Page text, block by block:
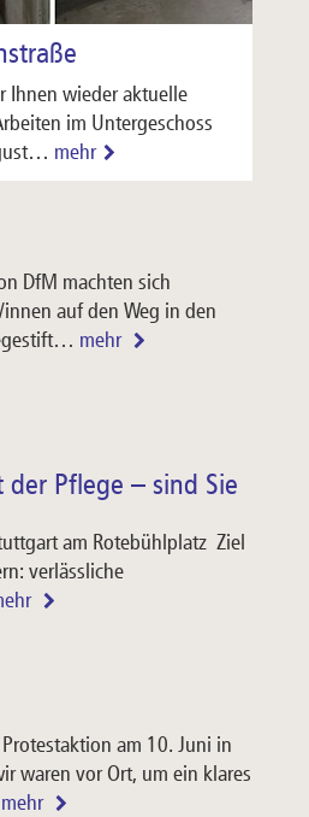
Ihnen wieder aktuelle
im Untergeschoss
mehr
DfM machten sich
auf den Weg in den
mehr
Pflege – sind Sie
am Rotebühlplatz Ziel
verlässliche
am 10. Juni in
waren vor Ort, um ein klares
mehr